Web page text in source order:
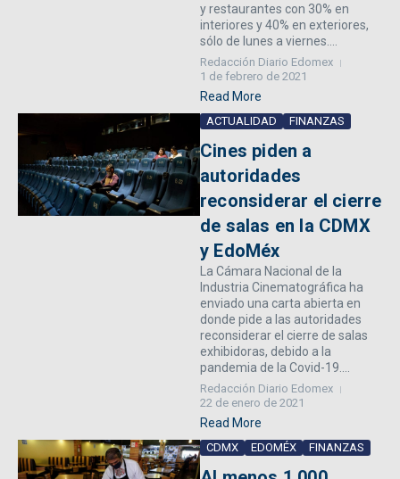
y restaurantes con 30% en
interiores y 40% en exteriores,
sólo de lunes a viernes....
Redacción Diario Edomex
1 de febrero de 2021
Read More
ACTUALIDAD FINANZAS
Cines piden a
autoridades
reconsiderar el cierre
de salas en la CDMX
y EdoMéx
La Cámara Nacional de la
Industria Cinematográfica ha
enviado una carta abierta en
donde pide a las autoridades
reconsiderar el cierre de salas
exhibidoras, debido a la
pandemia de la Covid-19....
Redacción Diario Edomex
22 de enero de 2021
Read More
CDMX EDOMÉX FINANZAS